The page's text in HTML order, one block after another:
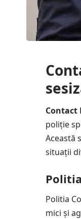
Contact
poliție
Această
situații
Politia
mici și